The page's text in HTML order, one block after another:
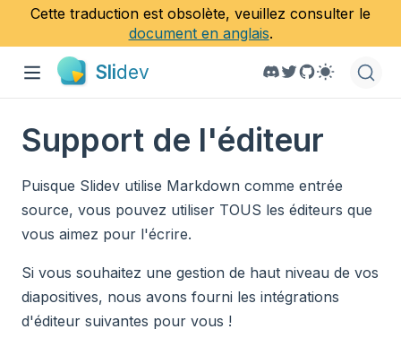
Cette traduction est obsolète, veuillez consulter le
document en anglais.
Slidev
Support de l'éditeur
Puisque Slidev utilise Markdown comme entrée
source, vous pouvez utiliser TOUS les éditeurs que
vous aimez pour l'écrire.
Si vous souhaitez une gestion de haut niveau de vos
diapositives, nous avons fourni les intégrations
d'éditeur suivantes pour vous !